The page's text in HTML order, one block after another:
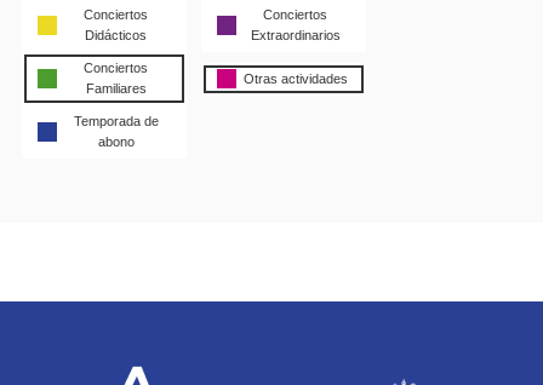
Conciertos
Didácticos
Conciertos
Extraordinarios
Conciertos
Familiares
Otras actividades
Temporada de
abono